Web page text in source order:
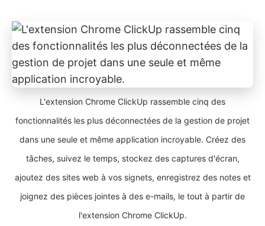
L'extension Chrome ClickUp rassemble cinq des
fonctionnalités les plus déconnectées de la gestion de projet
dans une seule et même application incroyable. Créez des
tâches, suivez le temps, stockez des captures d'écran,
ajoutez des sites web à vos signets, enregistrez des notes et
joignez des pièces jointes à des e-mails, le tout à partir de
l'extension Chrome ClickUp.